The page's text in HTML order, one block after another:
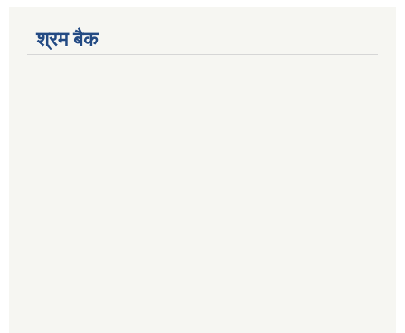
श्रम बैक